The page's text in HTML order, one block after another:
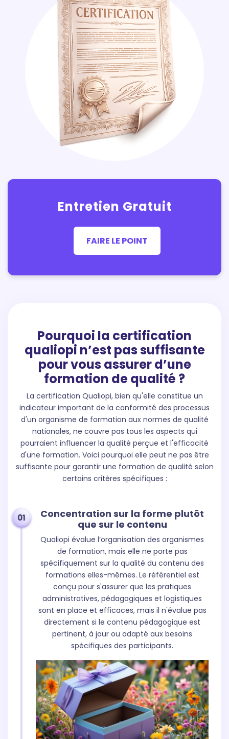
Entretien Gratuit
FAIRE LE POINT
Pourquoi la certification
qualiopi n’est pas suffisante
pour vous assurer d’une
formation de qualité ?
La certification Qualiopi, bien qu'elle constitue un
indicateur important de la conformité des processus
d'un organisme de formation aux normes de qualité
nationales, ne couvre pas tous les aspects qui
pourraient influencer la qualité perçue et l'efficacité
d'une formation. Voici pourquoi elle peut ne pas être
suffisante pour garantir une formation de qualité selon
certains critères spécifiques :
Concentration sur la forme plutôt
que sur le contenu
Qualiopi évalue l’organisation des organismes
de formation, mais elle ne porte pas
spécifiquement sur la qualité du contenu des
formations elles-mêmes. Le référentiel est
conçu pour s'assurer que les pratiques
administratives, pédagogiques et logistiques
sont en place et efficaces, mais il n'évalue pas
directement si le contenu pédagogique est
pertinent, à jour ou adapté aux besoins
spécifiques des participants.
01